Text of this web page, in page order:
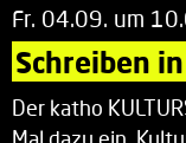
Fr. 04.09. um
Schreiben
Der katho